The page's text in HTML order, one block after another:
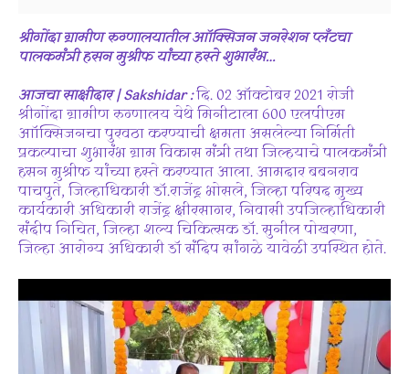
श्रीगोंदा ग्रामीण रुग्णालयातील आॉक्सिजन जनरेशन प्लँटचा
पालकमंत्री हसन मुश्रीफ यांच्या हस्ते शुभारंभ…
आजचा साक्षीदार | Sakshidar :दि. 02 ऑक्टोबर 2021 रोजी
श्रीगोंदा ग्रामीण रुग्णालय येथे मिनीटाला 600 एलपीएम
आॉक्सिजनचा पुरवठा करण्याची क्षमता असलेल्या निर्मिती
प्रकल्पाचा शुभारंभ ग्राम विकास मंत्री तथा जिल्हयाचे पालकमंत्री
हसन मुश्रीफ यांच्या हस्ते करण्यात आला. आमदार बबनराव
पाचपुते, जिल्हाधिकारी डॉ.राजेंद्र भोसले, जिल्हा परिषद मुख्य
कार्यकारी अधिकारी राजेंद्र क्षीरसागर, निवासी उपजिल्हाधिकारी
संदीप निचित, जिल्हा शल्य चिकित्सक डॉ. सुनील पोखरणा,
जिल्हा आरोग्य अधिकारी डॉ संदिप सांगळे यावेळी उपस्थित होते.